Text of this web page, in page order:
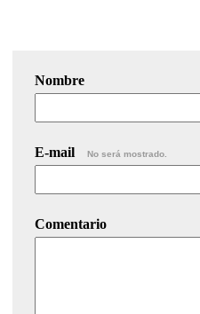
Nombre
E-mail No será mostrado.
Comentario